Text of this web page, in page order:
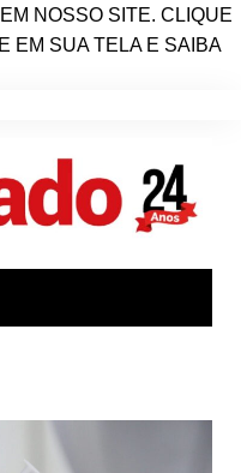
NOSSO SITE. CLIQUE
EM SUA TELA E SAIBA